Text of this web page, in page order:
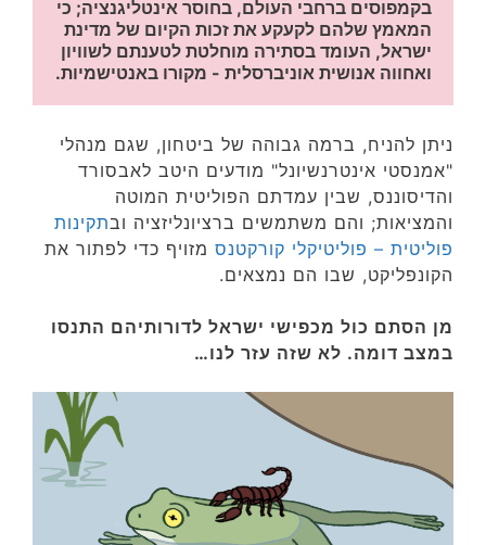
ואחווה אנושית אוניברסלית - מקורו באנטישמיות.
ניתן להניח, ברמה גבוהה של ביטחון, שגם מנהלי
"אמנסטי אינטרנשיונל" מודעים היטב לאבסורד
והדיסוננס, שבין עמדתם הפוליטית המוטה
והמציאות; והם משתמשים ברציונליזציה ובתקינות
פוליטית – פוליטיקלי קורקטנס מזויף כדי לפתור את
הקונפליקט, שבו הם נמצאים.
מן הסתם כול מכפישי ישראל לדורותיהם התנסו
במצב דומה. לא שזה עזר לנו…